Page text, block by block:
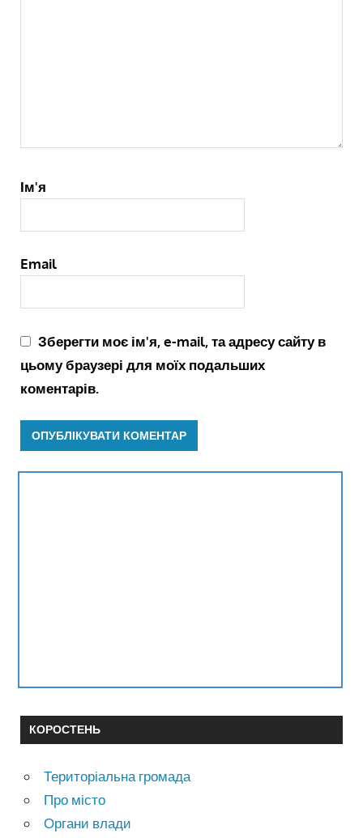
Ім'я
Email
Зберегти моє ім'я, e-mail, та адресу сайту в
цьому браузері для моїх подальших
коментарів.
КОРОСТЕНЬ
Територіальна громада
Про місто
Органи влади